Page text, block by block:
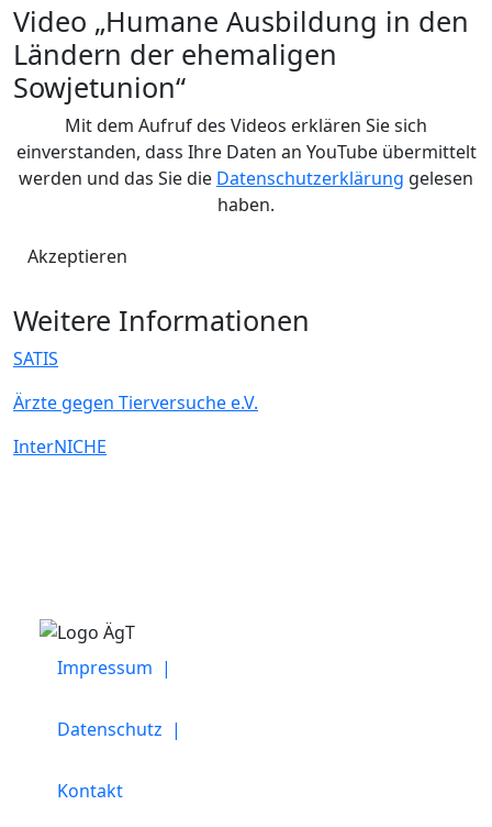
Video „Humane Ausbildung in den
Ländern der ehemaligen
Sowjetunion“
Mit dem Aufruf des Videos erklären Sie sich
einverstanden, dass Ihre Daten an YouTube übermittelt
werden und das Sie die Datenschutzerklärung gelesen
haben.
Akzeptieren
Weitere Informationen
SATIS
Ärzte gegen Tierversuche e.V.
InterNICHE
Impressum |
Datenschutz |
Kontakt